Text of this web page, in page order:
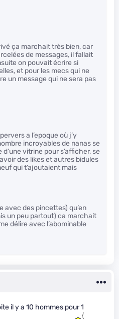
ça marchait très bien, car
de messages, il fallait
on pouvait écrire si
et pour les mecs qui ne
un message qui ne sera pas
a l’epoque où j’y
incroyables de nanas se
vitrine pour s’afficher, se
des likes et autres bidules
qui t’ajoutaient mais
avec des pincettes) qu’en
un peu partout) ca marchait
délire avec l’abominable
il y a 10 hommes pour 1